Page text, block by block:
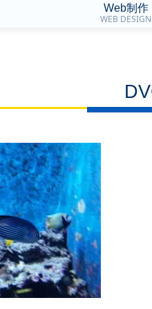
Web制作
WEB DESIGN